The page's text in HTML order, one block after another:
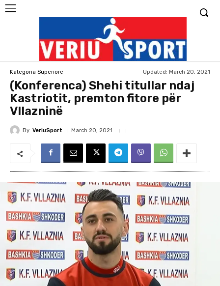
Kategoria Superiore Updated: March 20, 2021
(Konferenca) Shehi titullar ndaj
Kastriotit, premton fitore për
Vllazninë
By VeriuSport March 20, 2021